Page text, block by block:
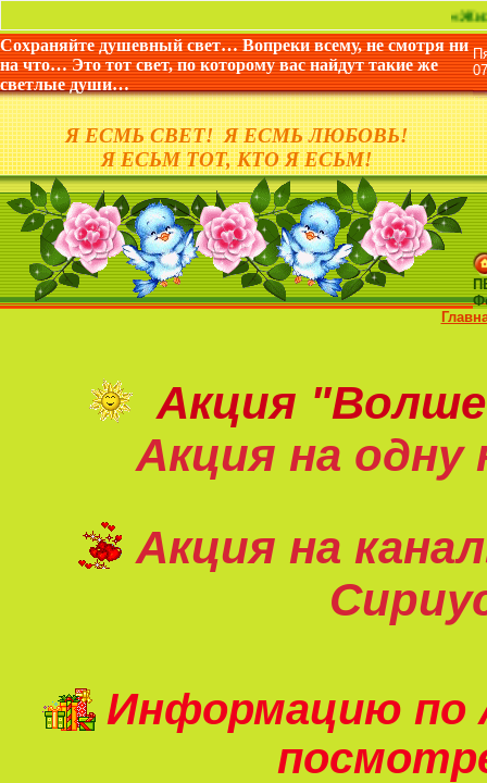
«Жизнь дана
Сохраняйте душевный свет… Вопреки всему, не смотря ни
на что… Это тот свет, по которому вас найдут такие же
светлые души…
Я ЕСМЬ СВЕТ! Я ЕСМЬ ЛЮБОВЬ!
Я ЕСЬМ ТОТ, КТО Я ЕСЬМ!
Акция
Акция на одну
Акция на
Информацию по